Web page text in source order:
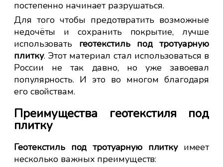
постепенно начинает разрушаться.
Для того чтобы предотвратить возможные
недочёты и сохранить покрытие, лучше
использовать геотекстиль под тротуарную
плитку. Этот материал стал использоваться в
России не так давно, но уже завоевал
популярность. И это во многом благодаря
его свойствам.
Преимущества геотекстиля под
плитку
Геотекстиль под тротуарную плиткуимеет
несколько важных преимуществ: